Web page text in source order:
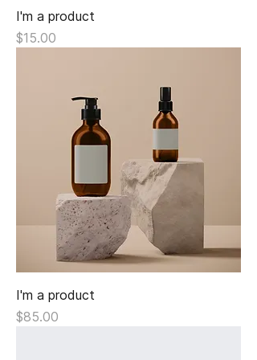
I'm a product
Giá
$15.00
I'm a product
Giá
$85.00